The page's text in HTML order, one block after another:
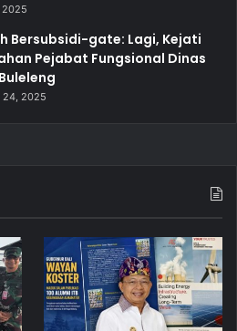
2025
Bersubsidi-gate: Lagi, Kejati
Pejabat Fungsional Dinas
24, 2025